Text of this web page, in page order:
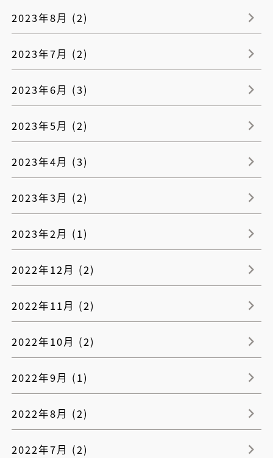
2023年8月 (2)
2023年7月 (2)
2023年6月 (3)
2023年5月 (2)
2023年4月 (3)
2023年3月 (2)
2023年2月 (1)
2022年12月 (2)
2022年11月 (2)
2022年10月 (2)
2022年9月 (1)
2022年8月 (2)
2022年7月 (2)